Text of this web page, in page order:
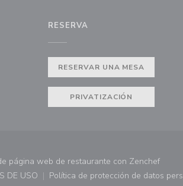
RESERVA
RESERVAR UNA MESA
PRIVATIZACIÓN
página web de restaurante con Zenchef((abre
DE USO
((abre en una nueva ventana))
Política de protección de datos
((abre en